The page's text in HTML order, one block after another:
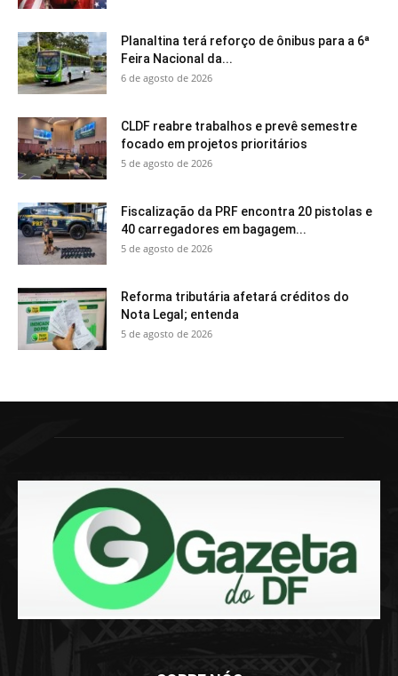
Planaltina terá reforço de ônibus para a 6ª
Feira Nacional da...
6 de agosto de 2026
CLDF reabre trabalhos e prevê semestre
focado em projetos prioritários
5 de agosto de 2026
Fiscalização da PRF encontra 20 pistolas e
40 carregadores em bagagem...
5 de agosto de 2026
Reforma tributária afetará créditos do
Nota Legal; entenda
5 de agosto de 2026